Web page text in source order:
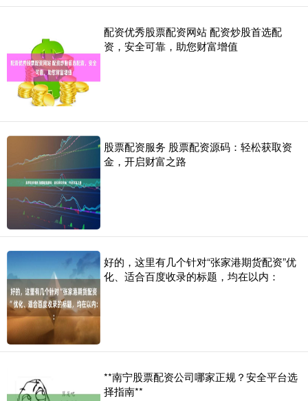
配资优秀股票配资网站 配资炒股首选配
资，安全可靠，助您财富增值
股票配资服务 股票配资源码：轻松获取资
金，开启财富之路
好的，这里有几个针对“张家港期货配资”优
化、适合百度收录的标题，均在以内：
**南宁股票配资公司哪家正规？安全平台选
择指南**